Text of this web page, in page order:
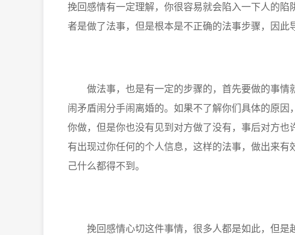
挽回感情有一定理解，你很容易就会陷入一下人的
者是做了法事，但是根本是不正确的法事步骤，因此
做法事，也是有一定的步骤的，首先要做的事情
闹矛盾闹分手闹离婚的。如果不了解你们具体的原
你做，但是你也没有见到对方做了没有，事后对方
有出现过你任何的个人信息，这样的法事，做出来
己什么都得不到。
挽回感情心切这件事情，很多人都是如此，但是